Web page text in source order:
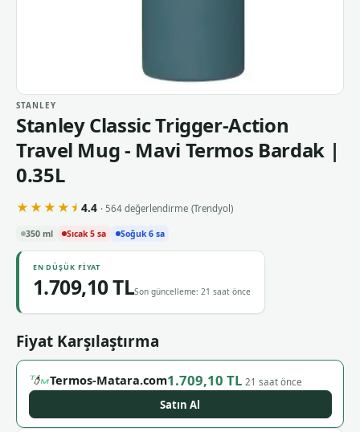
STANLEY
Stanley Classic Trigger-Action
Travel Mug - Mavi Termos Bardak |
0.35L
★★★★⯨ 4.4 · 564 değerlendirme (Trendyol)
350 ml Sıcak 5 sa Soğuk 6 sa
EN DÜŞÜK FIYAT
1.709,10 TLSon güncelleme: 21 saat önce
Fiyat Karşılaştırma
Termos-Matara.com1.709,10 TL 21 saat önce
Satın Al